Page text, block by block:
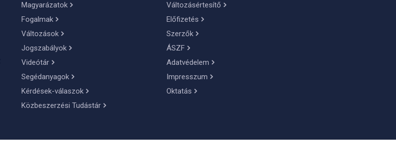
Magyarázatok
Fogalmak
Változások
Jogszabályok
Videótár
Segédanyagok
Kérdések-válaszok
Közbeszerzési Tudástár
Változásértesítő
Előfizetés
Szerzők
ÁSZF
Adatvédelem
Impresszum
Oktatás